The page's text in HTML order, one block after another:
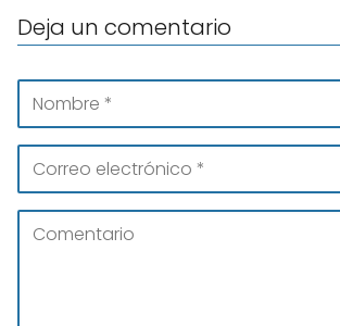
Deja un comentario